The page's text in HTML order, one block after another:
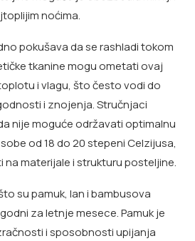
noćima.
pokušava da se rashladi tokom
tkanine mogu ometati ovaj
i vlagu, što često vodi do
i znojenja. Stručnjaci
nije moguće održavati optimalnu
od 18 do 20 stepeni Celzijusa,
materijale i strukturu posteljine.
su pamuk, lan i bambusova
za letnje mesece. Pamuk je
i sposobnosti upijanja